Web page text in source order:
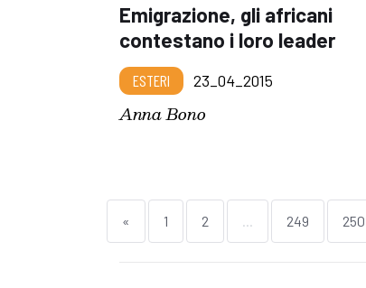
Emigrazione, gli africani
contestano i loro leader
ESTERI 23_04_2015
Anna Bono
« 1 2 ... 249 250